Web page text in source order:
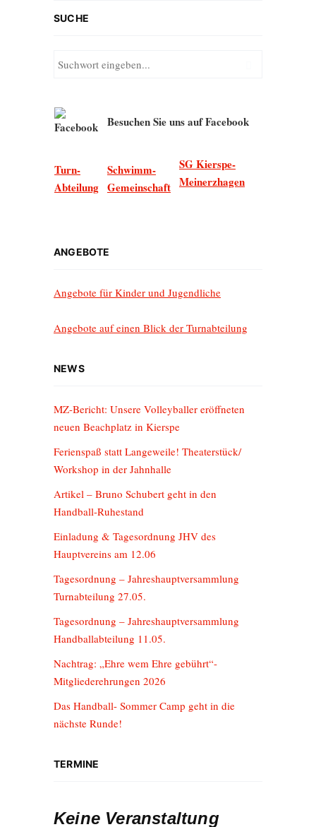
SUCHE
Besuchen Sie uns auf Facebook
Turn-
Abteilung
Schwimm-
Gemeinschaft
SG Kierspe-
Meinerzhagen
ANGEBOTE
Angebote für Kinder und Jugendliche
Angebote auf einen Blick der Turnabteilung
NEWS
MZ-Bericht: Unsere Volleyballer eröffneten
neuen Beachplatz in Kierspe
Ferienspaß statt Langeweile! Theaterstück/
Workshop in der Jahnhalle
Artikel – Bruno Schubert geht in den
Handball-Ruhestand
Einladung & Tagesordnung JHV des
Hauptvereins am 12.06
Tagesordnung – Jahreshauptversammlung
Turnabteilung 27.05.
Tagesordnung – Jahreshauptversammlung
Handballabteilung 11.05.
Nachtrag: „Ehre wem Ehre gebührt“-
Mitgliederehrungen 2026
Das Handball- Sommer Camp geht in die
nächste Runde!
TERMINE
Keine Veranstaltung